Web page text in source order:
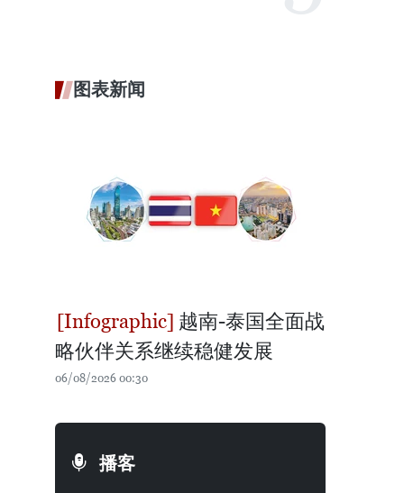
图表新闻
越南-泰国全面战
略伙伴关系继续稳健发展
06/08/2026 00:30
播客